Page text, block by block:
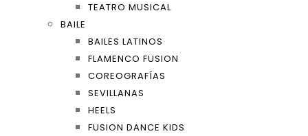
TEATRO MUSICAL
BAILE
BAILES LATINOS
FLAMENCO FUSION
COREOGRAFÍAS
SEVILLANAS
HEELS
FUSION DANCE KIDS